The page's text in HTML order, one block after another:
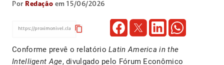
Por Redação em 15/06/2026
content_copy
Conforme prevê o relatórioLatin America in the
Intelligent Age, divulgado pelo Fórum Econômico